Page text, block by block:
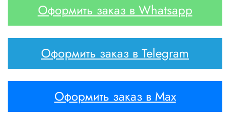
Оформить заказ в Whatsapp
Оформить заказ в Telegram
Оформить заказ в Max